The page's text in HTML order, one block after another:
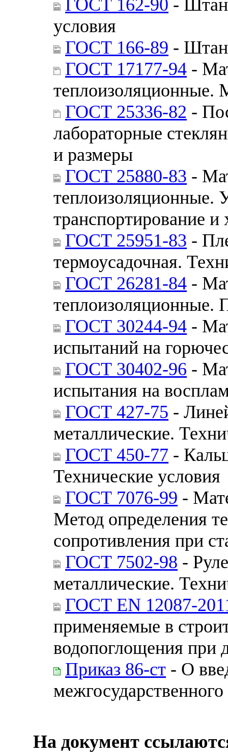
ГОСТ 162-90 -
условия
ГОСТ 166-89 -
ГОСТ 17177-94 -
теплоизоляционные.
ГОСТ 25336-82 -
лабораторные
и размеры
ГОСТ 25880-83 -
теплоизоляционные.
транспортирование и
ГОСТ 25951-83 -
термоусадочная.
ГОСТ 26281-84 -
теплоизоляционные.
ГОСТ 30244-94 -
испытаний на
ГОСТ 30402-96 -
испытания на
ГОСТ 427-75 -
металлические.
ГОСТ 450-77 -
Технические условия
ГОСТ 7076-99 -
Метод определения
сопротивления при
ГОСТ 7502-98 -
металлические.
ГОСТ EN 12087-
применяемые в
водопоглощения при
Приказ 86-ст - О
межгосударственного
На документ